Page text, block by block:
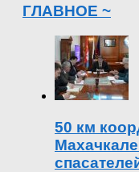
ГЛАВНОЕ ~
50 км